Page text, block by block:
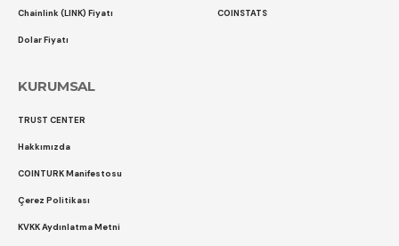
Chainlink (LINK) Fiyatı
Dolar Fiyatı
COINSTATS
KURUMSAL
TRUST CENTER
Hakkımızda
COINTURK Manifestosu
Çerez Politikası
KVKK Aydınlatma Metni